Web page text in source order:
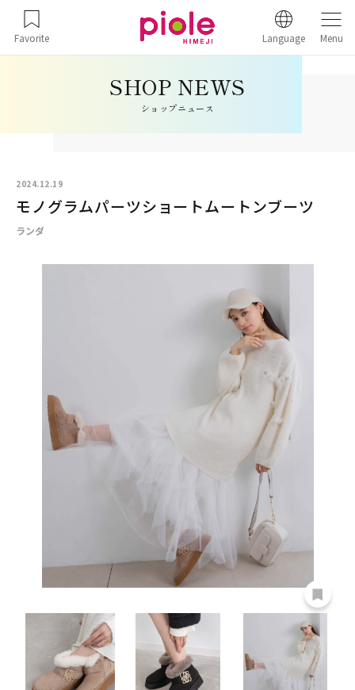
Favorite Language Menu
ショップニュース
2024.12.19
モノグラムパーツショートムートンブーツ
ランダ